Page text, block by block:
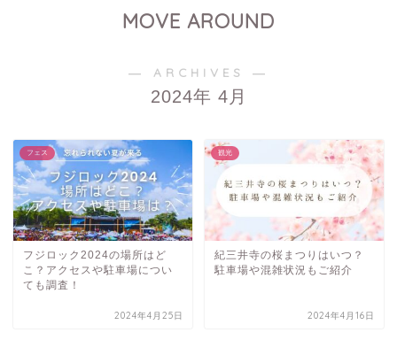
MOVE AROUND
― ARCHIVES ―
2024年 4月
フェス
フジロック2024の場所はど
こ？アクセスや駐車場につい
ても調査！
2024年4月25日
観光
紀三井寺の桜まつりはいつ？
駐車場や混雑状況もご紹介
2024年4月16日